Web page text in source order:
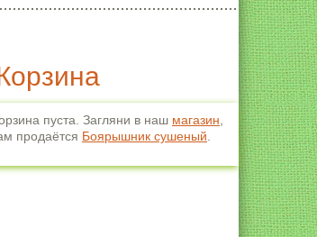
пуста. Загляни в наш магазин
продаётся Боярышник сушеный